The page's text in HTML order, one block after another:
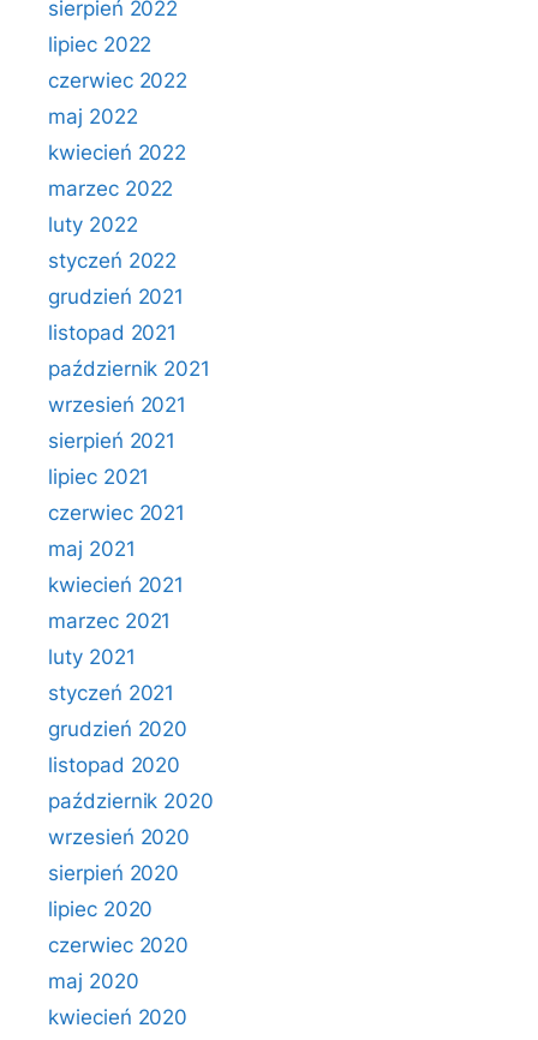
sierpień 2022
lipiec 2022
czerwiec 2022
maj 2022
kwiecień 2022
marzec 2022
luty 2022
styczeń 2022
grudzień 2021
listopad 2021
październik 2021
wrzesień 2021
sierpień 2021
lipiec 2021
czerwiec 2021
maj 2021
kwiecień 2021
marzec 2021
luty 2021
styczeń 2021
grudzień 2020
listopad 2020
październik 2020
wrzesień 2020
sierpień 2020
lipiec 2020
czerwiec 2020
maj 2020
kwiecień 2020